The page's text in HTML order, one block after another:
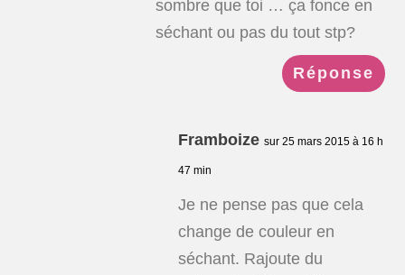
sombre que toi … ça fonce en
séchant ou pas du tout stp?
Réponse
Framboize sur 25 mars 2015 à 16 h
47 min
Je ne pense pas que cela
change de couleur en
séchant. Rajoute du